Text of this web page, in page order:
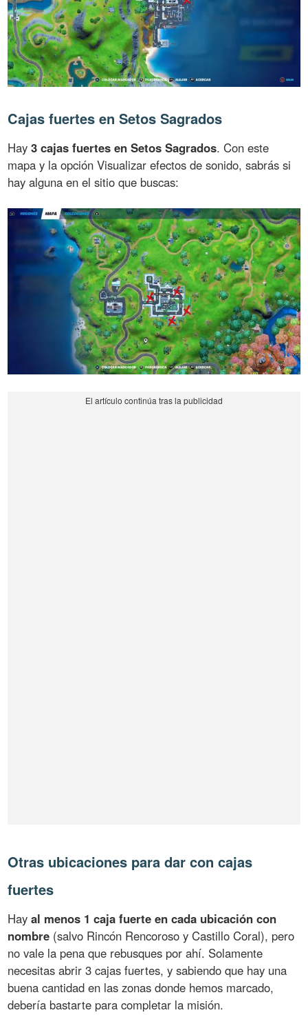
Cajas fuertes en Setos Sagrados
Hay3 cajas fuertes en Setos Sagrados. Con este
mapa y la opción Visualizar efectos de sonido, sabrás si
hay alguna en el sitio que buscas:
Otras ubicaciones para dar con cajas
fuertes
Hayal menos 1 caja fuerte en cada ubicación con
nombre (salvo Rincón Rencoroso y Castillo Coral), pero
no vale la pena que rebusques por ahí. Solamente
necesitas abrir 3 cajas fuertes, y sabiendo que hay una
buena cantidad en las zonas donde hemos marcado,
debería bastarte para completar la misión.